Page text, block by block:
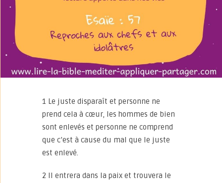
1 Le juste disparaît et personne ne
prend cela à cœur, les hommes de bien
sont enlevés et personne ne comprend
que c’est à cause du mal que le juste
est enlevé.
2 Il entrera dans la paix et trouvera le